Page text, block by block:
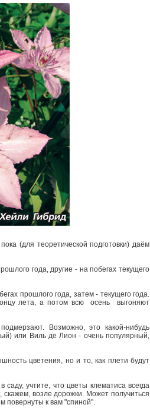
(для теоретической подготовки) даём
года, другие - на побегах текущего
прошлого года, затем - текущего года.
лета, а потом всю осень выгоняют
Возможно, это какой-нибудь
или Виль де Лион - очень популярный,
цветения, но и то, как плети будут
учтите, что цветы клематиса всегда
скажем, возле дорожки. Может получиться
повернуты к вам "спиной".